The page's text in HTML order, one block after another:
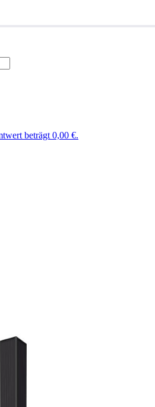
beträgt 0,00 €.